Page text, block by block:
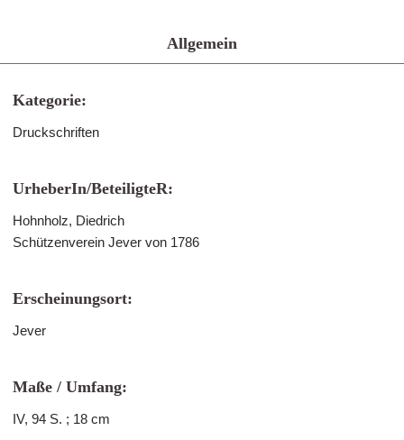
Allgemein
Kategorie:
Druckschriften
UrheberIn/BeteiligteR:
Hohnholz, Diedrich
Schützenverein Jever von 1786
Erscheinungsort:
Jever
Maße / Umfang:
IV, 94 S. ; 18 cm